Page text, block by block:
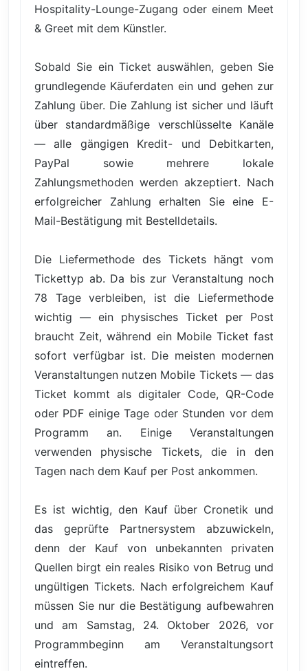
Hospitality-Lounge-Zugang oder einem Meet
& Greet mit dem Künstler.
Sobald Sie ein Ticket auswählen, geben Sie
grundlegende Käuferdaten ein und gehen zur
Zahlung über. Die Zahlung ist sicher und läuft
über standardmäßige verschlüsselte Kanäle
— alle gängigen Kredit- und Debitkarten,
PayPal sowie mehrere lokale
Zahlungsmethoden werden akzeptiert. Nach
erfolgreicher Zahlung erhalten Sie eine E-
Mail-Bestätigung mit Bestelldetails.
Die Liefermethode des Tickets hängt vom
Tickettyp ab. Da bis zur Veranstaltung noch
78 Tage verbleiben, ist die Liefermethode
wichtig — ein physisches Ticket per Post
braucht Zeit, während ein Mobile Ticket fast
sofort verfügbar ist. Die meisten modernen
Veranstaltungen nutzen Mobile Tickets — das
Ticket kommt als digitaler Code, QR-Code
oder PDF einige Tage oder Stunden vor dem
Programm an. Einige Veranstaltungen
verwenden physische Tickets, die in den
Tagen nach dem Kauf per Post ankommen.
Es ist wichtig, den Kauf über Cronetik und
das geprüfte Partnersystem abzuwickeln,
denn der Kauf von unbekannten privaten
Quellen birgt ein reales Risiko von Betrug und
ungültigen Tickets. Nach erfolgreichem Kauf
müssen Sie nur die Bestätigung aufbewahren
und am Samstag, 24. Oktober 2026, vor
Programmbeginn am Veranstaltungsort
eintreffen.